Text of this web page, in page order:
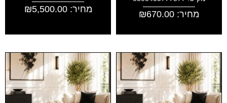
מחיר: ₪670.00 מחיר: ₪5,500.00